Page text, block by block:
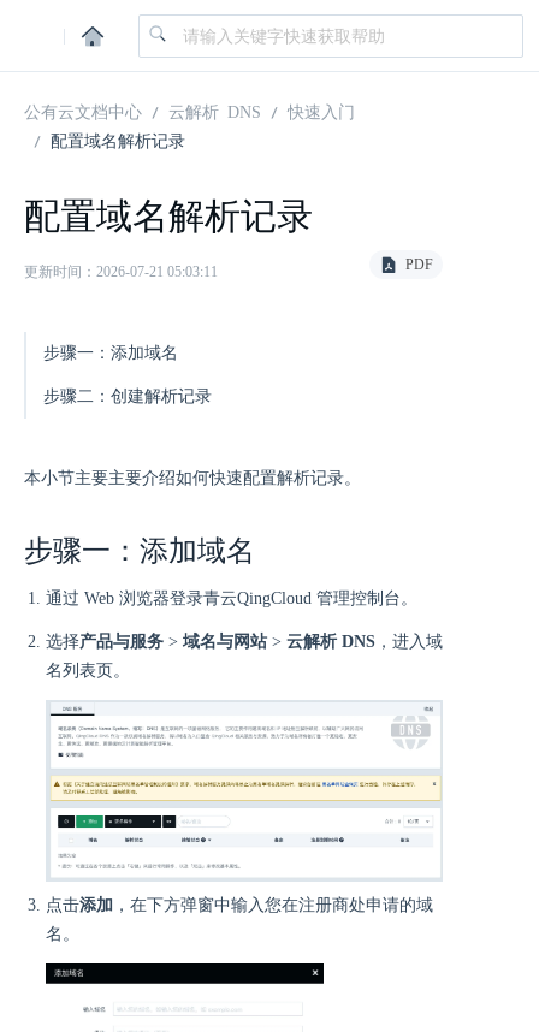
|
公有云文档中心 云解析 DNS
快速入门
配置域名解析记录
配置域名解析记录
更新时间：2026-07-21 05:03:11 PDF
步骤一：添加域名
步骤二：创建解析记录
本小节主要主要介绍如何快速配置解析记录。
步骤一：添加域名
通过 Web 浏览器登录青云QingCloud 管理控制台。
选择产品与服务 > 域名与网站 > 云解析 DNS ，进入域
名列表页。
点击添加 ，在下方弹窗中输入您在注册商处申请的域
名。